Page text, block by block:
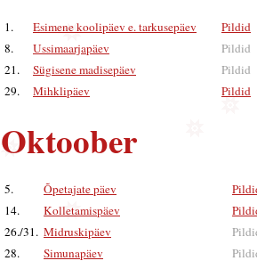
1. Esimene koolipäev e. tarkusepäev Pildid
8.
Ussimaarjapäev
Pildid
21.
Sügisene madisepäev
Pildid
29.
Mihklipäev Pildid
Oktoober
5. Õpetajate päev
14.
Kolletamispäev
26./31. Midruskipäev
28.
Simunapäev